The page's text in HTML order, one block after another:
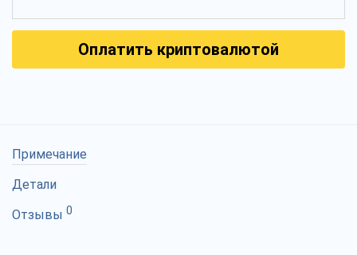
Оплатить криптовалютой
Примечание
Детали
Отзывы 0